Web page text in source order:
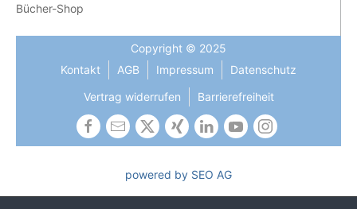
Bücher-Shop
Copyright © 2025
Kontakt
AGB Impressum
Datenschutz
Vertrag widerrufen
Barrierefreiheit
powered by SEO AG